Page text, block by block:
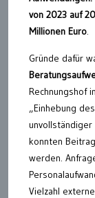
von 2023 auf
Millionen Euro.
Gründe dafür
Rechnungshof
„Einhebung
konnten
werden.
Vielzahl